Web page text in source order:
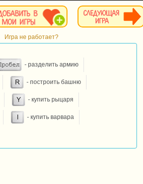
Игра не работает?
- разделить армию
- построить башню
- купить рыцаря
- купить варвара